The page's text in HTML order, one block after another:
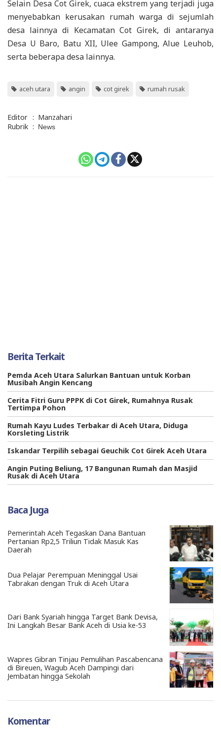
Selain Desa Cot Girek, cuaca ekstrem yang terjadi juga
menyebabkan kerusakan rumah warga di sejumlah
desa lainnya di Kecamatan Cot Girek, di antaranya
Desa U Baro, Batu XII, Ulee Gampong, Alue Leuhob,
serta beberapa desa lainnya.
aceh utara angin cot girek rumah rusak
Editor : Manzahari
Rubrik : News
Berita Terkait
Pemda Aceh Utara Salurkan Bantuan untuk Korban
Musibah Angin Kencang
Cerita Fitri Guru PPPK di Cot Girek, Rumahnya Rusak
Tertimpa Pohon
Rumah Kayu Ludes Terbakar di Aceh Utara, Diduga
Korsleting Listrik
Iskandar Terpilih sebagai Geuchik Cot Girek Aceh Utara
Angin Puting Beliung, 17 Bangunan Rumah dan Masjid
Rusak di Aceh Utara
Baca Juga
Pemerintah Aceh Tegaskan Dana Bantuan
Pertanian Rp2,5 Triliun Tidak Masuk Kas
Daerah
Dua Pelajar Perempuan Meninggal Usai
Tabrakan dengan Truk di Aceh Utara
Dari Bank Syariah hingga Target Bank Devisa,
Ini Langkah Besar Bank Aceh di Usia ke-53
Wapres Gibran Tinjau Pemulihan Pascabencana
di Bireuen, Wagub Aceh Dampingi dari
Jembatan hingga Sekolah
Komentar